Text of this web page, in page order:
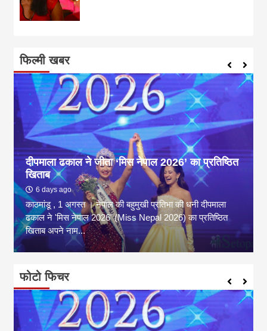
फिल्मी खबर
दीपमाला ढकाल ने जीता ‘मिस नेपाल 2026’ का प्रतिष्ठित
खिताब
6 days ago
काठमांडू , 1 अगस्त । नेपाल की बहुमुखी प्रतिभा की धनी दीपमाला
ढकाल ने 'मिस नेपाल 2026' (Miss Nepal 2026) का प्रतिष्ठित
खिताब अपने नाम...
फोटो फिचर